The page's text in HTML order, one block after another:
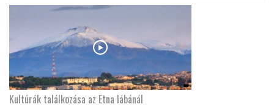
Kultúrák találkozása az Etna lábánál